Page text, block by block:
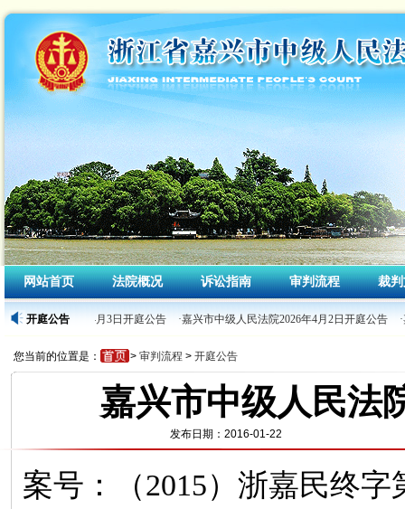
网站首页 法院概况 诉讼指南 审判流程 裁
开庭公告
人民法院2026年4月3日开庭公告 ·嘉兴市中级人民法院2026年4月2日开庭公告
您当前的位置是： > 审判流程 > 开庭公告
嘉兴市中级人民法
发布日期：2016-01-22
案号：（2015）浙嘉民终字